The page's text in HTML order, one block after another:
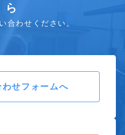
ら
合わせください。
わせフォームへ